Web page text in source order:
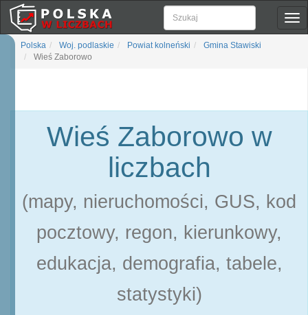
Polska Woj. podlaskie Powiat kolneński
Gmina Stawiski
Wieś Zaborowo
Wieś Zaborowo w
liczbach
(mapy, nieruchomości, GUS, kod
pocztowy, regon, kierunkowy,
edukacja, demografia, tabele,
statystyki)